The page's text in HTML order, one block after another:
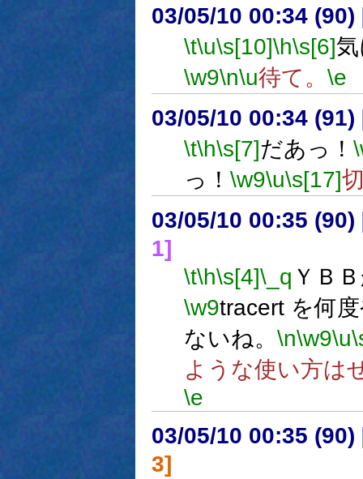
03/05/10 00:34 (90)
\t\u\s[10]\h\s[6]
\w9\n\u待て。 \e
03/05/10 00:34 (91)
\t\h\s[7]だあっ！
っ！ \w9\u\s[17]
03/05/10 00:35 (90)
1]
\t\h\s[4]\_q ＹＢ
\w9tracert を何
ないね。 \n\w9\u
ような使い方は
\e
03/05/10 00:35 (90)
3]